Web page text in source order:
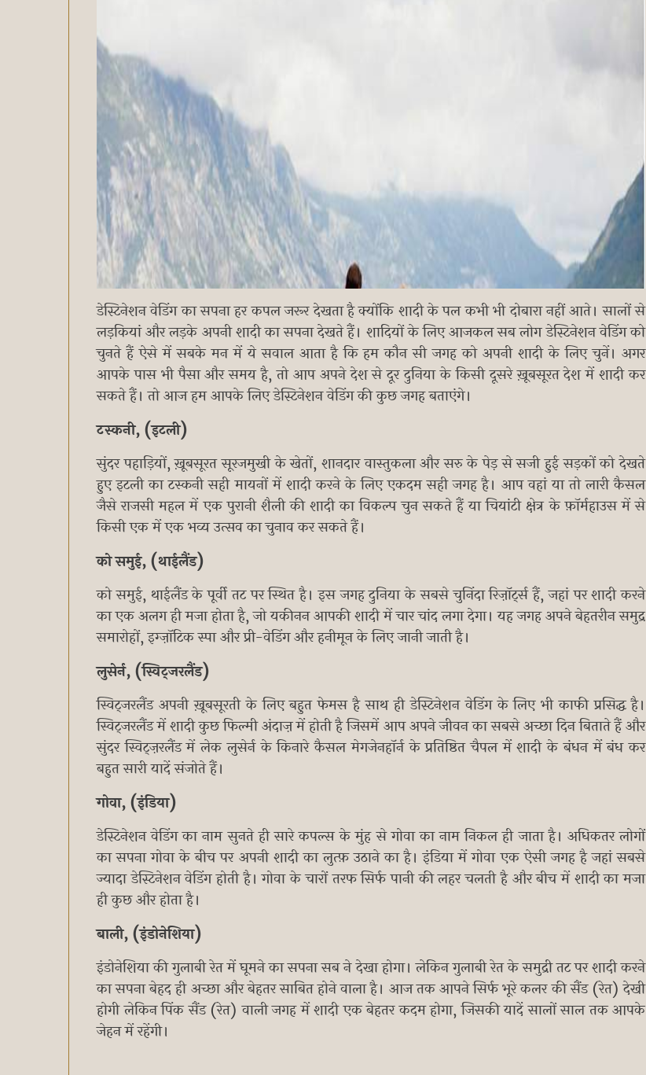
डेस्टिनेशन वेडिंग का सपना हर कपल जरूर देखता है क्योंकि शादी के पल कभी भी दोबारा नहीं आते। सालों से
लड़कियां और लड़के अपनी शादी का सपना देखते हैं। शादियों के लिए आजकल सब लोग डेस्टिनेशन वेडिंग को
चुनते हैं ऐसे में सबके मन में ये सवाल आता है कि हम कौन सी जगह को अपनी शादी के लिए चुनें। अगर
आपके पास भी पैसा और समय है, तो आप अपने देश से दूर दुनिया के किसी दूसरे ख़ूबसूरत देश में शादी कर
सकते हैं। तो आज हम आपके लिए डेस्टिनेशन वेडिंग की कुछ जगह बताएंगे।
टस्कनी, (इटली)
सुंदर पहाड़ियों, ख़ूबसूरत सूरजमुखी के खेतों, शानदार वास्तुकला और सरु के पेड़ से सजी हुई सड़कों को देखते
हुए इटली का टस्कनी सही मायनों में शादी करने के लिए एकदम सही जगह है। आप वहां या तो लारी कैसल
जैसे राजसी महल में एक पुरानी शैली की शादी का विकल्प चुन सकते हैं या चियांटी क्षेत्र के फ़ॉर्महाउस में से
किसी एक में एक भव्य उत्सव का चुनाव कर सकते हैं।
को समुई, (थाईलैंड)
को समुई, थाईलैंड के पूर्वी तट पर स्थित है। इस जगह दुनिया के सबसे चुनिंदा रिज़ॉर्ट्स हैं, जहां पर शादी करने
का एक अलग ही मजा होता है, जो यकीनन आपकी शादी में चार चांद लगा देगा। यह जगह अपने बेहतरीन समुद्र
समारोहों, इग्ज़ॉटिक स्पा और प्री-वेडिंग और हनीमून के लिए जानी जाती है।
लुसेर्न, (स्विट्जरलैंड)
स्विट्जरलैंड अपनी ख़ूबसूरती के लिए बहुत फेमस है साथ ही डेस्टिनेशन वेडिंग के लिए भी काफी प्रसिद्ध है।
स्विट्जरलैंड में शादी कुछ फिल्मी अंदाज़ में होती है जिसमें आप अपने जीवन का सबसे अच्छा दिन बिताते हैं और
सुंदर स्विट्ज़रलैंड में लेक लुसेर्न के किनारे कैसल मेगजेनहॉर्न के प्रतिष्ठित चैपल में शादी के बंधन में बंध कर
बहुत सारी यादें संजोते हैं।
गोवा, (इंडिया)
डेस्टिनेशन वेडिंग का नाम सुनते ही सारे कपल्स के मुंह से गोवा का नाम निकल ही जाता है। अधिकतर लोगों
का सपना गोवा के बीच पर अपनी शादी का लुत्फ़ उठाने का है। इंडिया में गोवा एक ऐसी जगह है जहां सबसे
ज्यादा डेस्टिनेशन वेडिंग होती है। गोवा के चारों तरफ सिर्फ पानी की लहर चलती है और बीच में शादी का मजा
ही कुछ और होता है।
बाली, (इंडोनेशिया)
इंडोनेशिया की गुलाबी रेत में घूमने का सपना सब ने देखा होगा। लेकिन गुलाबी रेत के समुद्री तट पर शादी करने
का सपना बेहद ही अच्छा और बेहतर साबित होने वाला है। आज तक आपने सिर्फ भूरे कलर की सैंड (रेत) देखी
होगी लेकिन पिंक सैंड (रेत) वाली जगह में शादी एक बेहतर कदम होगा, जिसकी यादें सालों साल तक आपके
जेहन में रहेंगी।